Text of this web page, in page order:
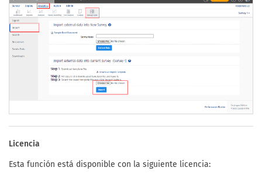
Licencia
Esta función está disponible con la siguiente licencia: